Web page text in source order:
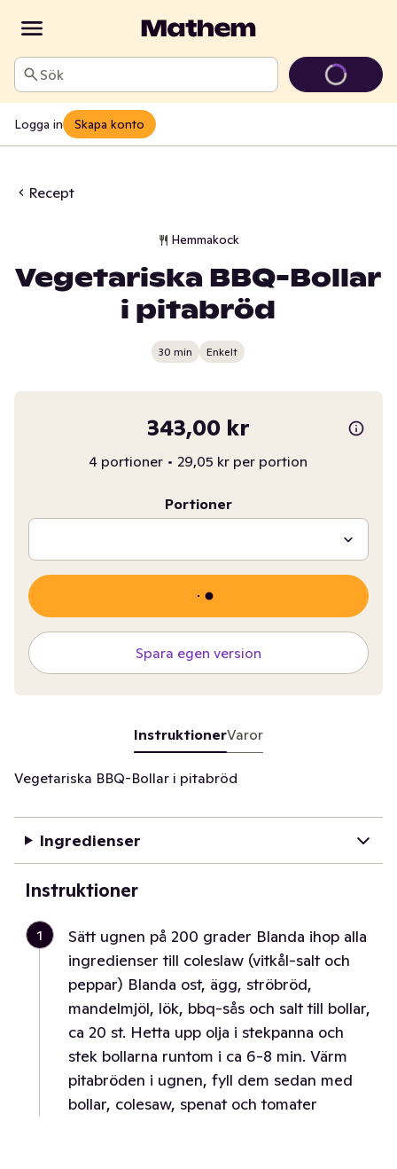
Sök
Logga in Skapa konto
Recept
Hemmakock
Vegetariska BBQ-Bollar
i pitabröd
30 min Enkelt
343,00 kr
4 portioner • 29,05 kr per portion
Portioner
Spara egen version
InstruktionerVaror
Vegetariska BBQ-Bollar i pitabröd
Ingredienser
Instruktioner
1
Sätt ugnen på 200 grader Blanda ihop alla
ingredienser till coleslaw (vitkål-salt och
peppar) Blanda ost, ägg, ströbröd,
mandelmjöl, lök, bbq-sås och salt till bollar,
ca 20 st. Hetta upp olja i stekpanna och
stek bollarna runtom i ca 6-8 min. Värm
pitabröden i ugnen, fyll dem sedan med
bollar, colesaw, spenat och tomater